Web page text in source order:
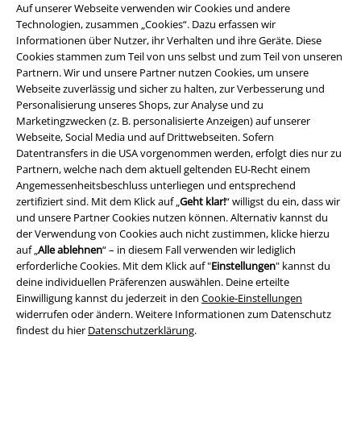
Auf unserer Webseite verwenden wir Cookies und andere
Technologien, zusammen „Cookies“. Dazu erfassen wir
Informationen über Nutzer, ihr Verhalten und ihre Geräte. Diese
Cookies stammen zum Teil von uns selbst und zum Teil von unseren
Partnern. Wir und unsere Partner nutzen Cookies, um unsere
Webseite zuverlässig und sicher zu halten, zur Verbesserung und
Personalisierung unseres Shops, zur Analyse und zu
Marketingzwecken (z. B. personalisierte Anzeigen) auf unserer
Webseite, Social Media und auf Drittwebseiten. Sofern
Datentransfers in die USA vorgenommen werden, erfolgt dies nur zu
Partnern, welche nach dem aktuell geltenden EU-Recht einem
Angemessenheitsbeschluss unterliegen und entsprechend
zertifiziert sind. Mit dem Klick auf „Geht klar!“ willigst du ein, dass wir
und unsere Partner Cookies nutzen können. Alternativ kannst du
der Verwendung von Cookies auch nicht zustimmen, klicke hierzu
auf „Alle ablehnen“ – in diesem Fall verwenden wir lediglich
erforderliche Cookies. Mit dem Klick auf "Einstellungen" kannst du
deine individuellen Präferenzen auswählen. Deine erteilte
Einwilligung kannst du jederzeit in den Cookie-Einstellungen
widerrufen oder ändern. Weitere Informationen zum Datenschutz
findest du hier Datenschutzerklärung.
Fast ausverkauft
Schmuckelement
UVPab44,99 €
ab39,99 €
Army Vintage Shorts
Black
Premium by EMP
Short
UVP17,99 €
12,99 €
Basic
Black Premium by EMP
Armband-Set